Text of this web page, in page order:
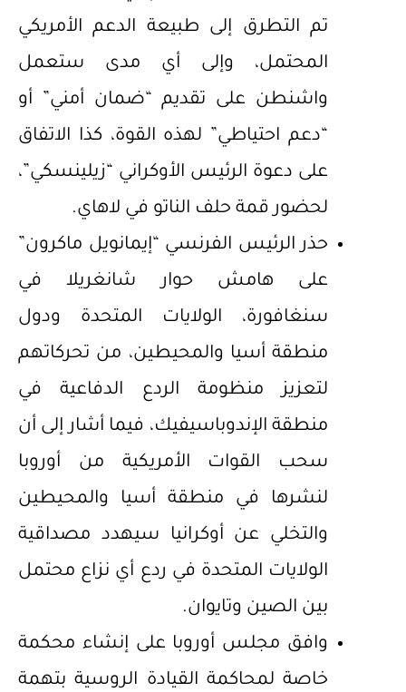
تم التطرق إلى طبيعة الدعم الأمريكي
المحتمل، وإلى أي مدى ستعمل
واشنطن على تقديم “ضمان أمني” أو
“دعم احتياطي” لهذه القوة، كذا الاتفاق
على دعوة الرئيس الأوكراني “زيلينسكي”،
لحضور قمة حلف الناتو في لاهاي.
حذر الرئيس الفرنسي “إيمانويل ماكرون”
على هامش حوار شانغريلا في
سنغافورة، الولايات المتحدة ودول
منطقة أسيا والمحيطين، من تحركاتهم
لتعزيز منظومة الردع الدفاعية في
منطقة الإندوباسيفيك، فيما أشار إلى أن
سحب القوات الأمريكية من أوروبا
لنشرها في منطقة أسيا والمحيطين
والتخلي عن أوكرانيا سيهدد مصداقية
الولايات المتحدة في ردع أي نزاع محتمل
بين الصين وتايوان.
وافق مجلس أوروبا على إنشاء محكمة
خاصة لمحاكمة القيادة الروسية بتهمة